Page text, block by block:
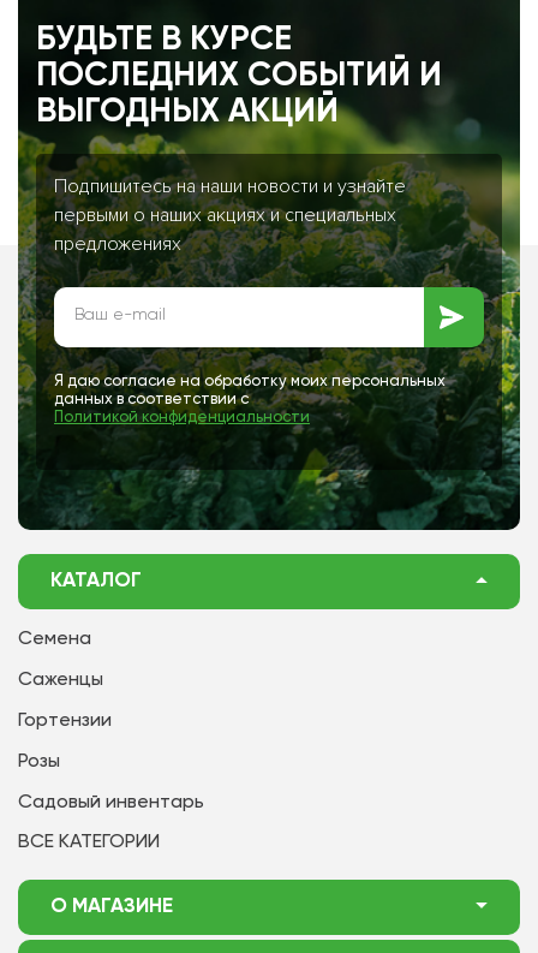
БУДЬТЕ В КУРСЕ
ПОСЛЕДНИХ СОБЫТИЙ И
ВЫГОДНЫХ АКЦИЙ
Подпишитесь на наши новости и узнайте
первыми о наших акциях и специальных
предложениях
Я даю согласие на обработку моих персональных
данных в соответствии с
Политикой конфиденциальности
КАТАЛОГ
Семена
Саженцы
Гортензии
Розы
Садовый инвентарь
ВСЕ КАТЕГОРИИ
О МАГАЗИНЕ